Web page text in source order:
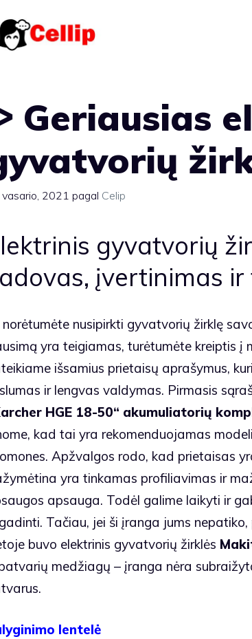
Geriausias
2021 pagal Celip
gyvatvorių
įvertinimas
norėtumėte nusipirkti gyvatvorių žirklę
yra teigiamas, turėtumėte kreiptis į
išsamius prietaisų aprašymus,
ir lengvas valdymas. Pirmasis
HGE 18-50“ akumuliatorių
kad tai yra rekomenduojamas
Apžvalgos rodo, kad prietaisas
yra tinkamas profiliavimas ir
apsauga. Todėl galime laikyti ir
Tačiau, jei ši įranga jums
buvo elektrinis gyvatvorių žirklės
medžiagų – įranga nėra
lentelė